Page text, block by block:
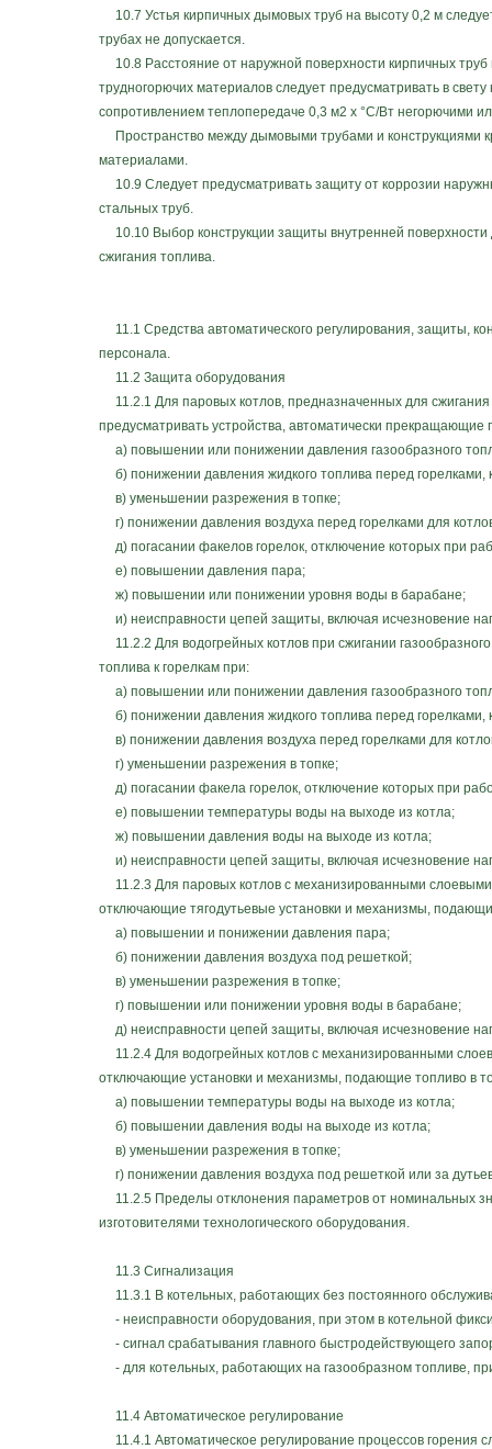
10.7 Устья кирпичных дымовых труб на высоту 0,2 м
трубах не допускается.
10.8 Расстояние от наружной поверхности кирпичных
трудногорючих материалов следует предусматривать в
сопротивлением теплопередаче 0,3 м2 x °С/Вт негорючими
Пространство между дымовыми трубами и конструкциями
материалами.
10.9 Следует предусматривать защиту от коррозии
стальных труб.
10.10 Выбор конструкции защиты внутренней поверхности
сжигания топлива.
11.1 Средства автоматического регулирования, защиты,
персонала.
11.2 Защита оборудования
11.2.1 Для паровых котлов, предназначенных для сжигания
предусматривать устройства, автоматически прекращающие
а) повышении или понижении давления газообразного
б) понижении давления жидкого топлива перед
в) уменьшении разрежения в топке;
г) понижении давления воздуха перед горелками для
д) погасании факелов горелок, отключение которых при
е) повышении давления пара;
ж) повышении или понижении уровня воды в барабане;
и) неисправности цепей защиты, включая исчезновение
11.2.2 Для водогрейных котлов при сжигании
топлива к горелкам при:
а) повышении или понижении давления газообразного
б) понижении давления жидкого топлива перед
в) понижении давления воздуха перед горелками для
г) уменьшении разрежения в топке;
д) погасании факела горелок, отключение которых при
е) повышении температуры воды на выходе из котла;
ж) повышении давления воды на выходе из котла;
и) неисправности цепей защиты, включая исчезновение
11.2.3 Для паровых котлов с механизированными слоевыми
отключающие тягодутьевые установки и механизмы,
а) повышении и понижении давления пара;
б) понижении давления воздуха под решеткой;
в) уменьшении разрежения в топке;
г) повышении или понижении уровня воды в барабане;
д) неисправности цепей защиты, включая исчезновение
11.2.4 Для водогрейных котлов с механизированными
отключающие установки и механизмы, подающие топливо в
а) повышении температуры воды на выходе из котла;
б) повышении давления воды на выходе из котла;
в) уменьшении разрежения в топке;
г) понижении давления воздуха под решеткой или за
11.2.5 Пределы отклонения параметров от номинальных
изготовителями технологического оборудования.
11.3 Сигнализация
11.3.1 В котельных, работающих без постоянного
- неисправности оборудования, при этом в котельной
- сигнал срабатывания главного быстродействующего
- для котельных, работающих на газообразном топливе,
11.4 Автоматическое регулирование
11.4.1 Автоматическое регулирование процессов горения